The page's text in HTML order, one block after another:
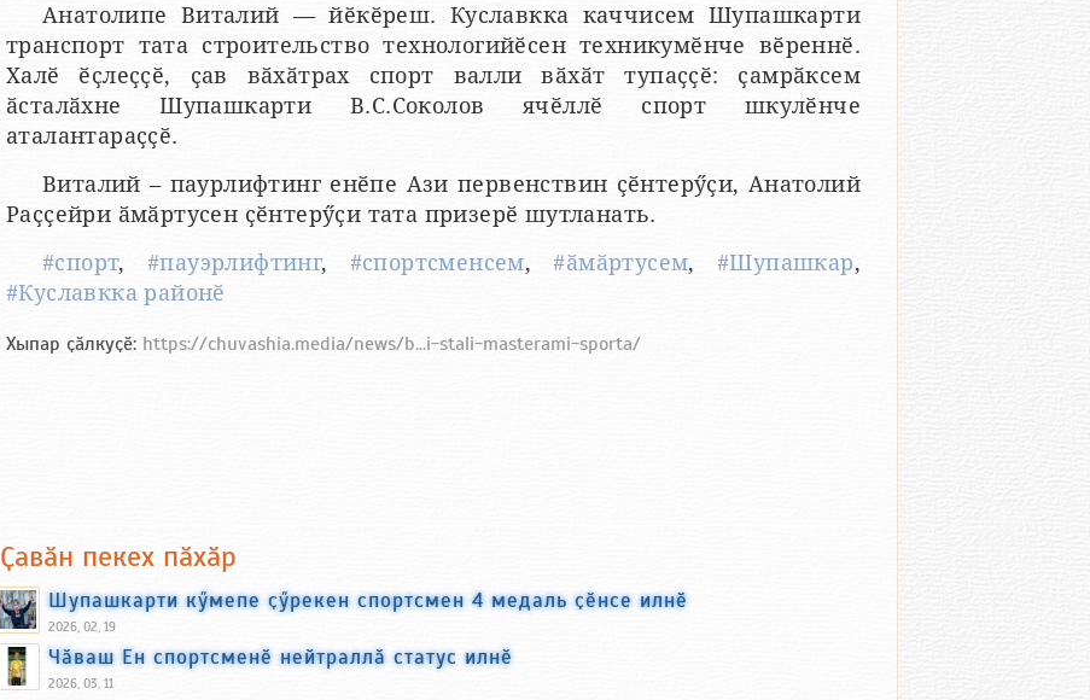
Анатолипе Виталий — йӗкӗреш. Куславкка каччисем Шупашкарти
транспорт тата строительство технологийӗсен техникумӗнче вӗреннӗ.
Халӗ ӗҫлеҫҫӗ, ҫав вӑхӑтрах спорт валли вӑхӑт тупаҫҫӗ: ҫамрӑксем
ӑсталӑхне Шупашкарти В.С.Соколов ячӗллӗ спорт шкулӗнче
аталантараҫҫӗ.
Виталий – паурлифтинг енӗпе Ази первенствин ҫӗнтерӳҫи, Анатолий
Раҫҫейри ӑмӑртусен ҫӗнтерӳҫи тата призерӗ шутланать.
#спорт, #пауэрлифтинг, #спортсменсем,#ӑмӑртусем, #Шупашкар,
#Куславкка районӗ
Хыпар ҫӑлкуҫӗ: https://chuvashia.media/news/b...i-stali-masterami-sporta/
Ҫавӑн пекех пӑхӑр
Шупашкарти кӳмепе ҫӳрекен спортсмен 4 медаль ҫӗнсе илнӗ
2026, 02, 19
Чӑваш Ен спортсменӗ нейтраллӑ статус илнӗ
2026, 03, 11